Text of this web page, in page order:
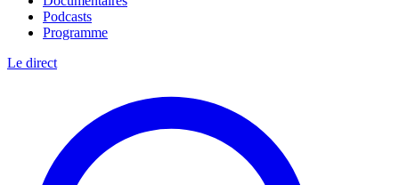
Podcasts
Programme
Le direct